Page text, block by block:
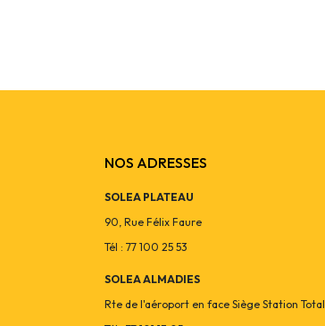
NOS ADRESSES
SOLEA PLATEAU
90, Rue Félix Faure
Tél : 77 100 25 53
SOLEA ALMADIES
Rte de l'aéroport en face Siège Station Total